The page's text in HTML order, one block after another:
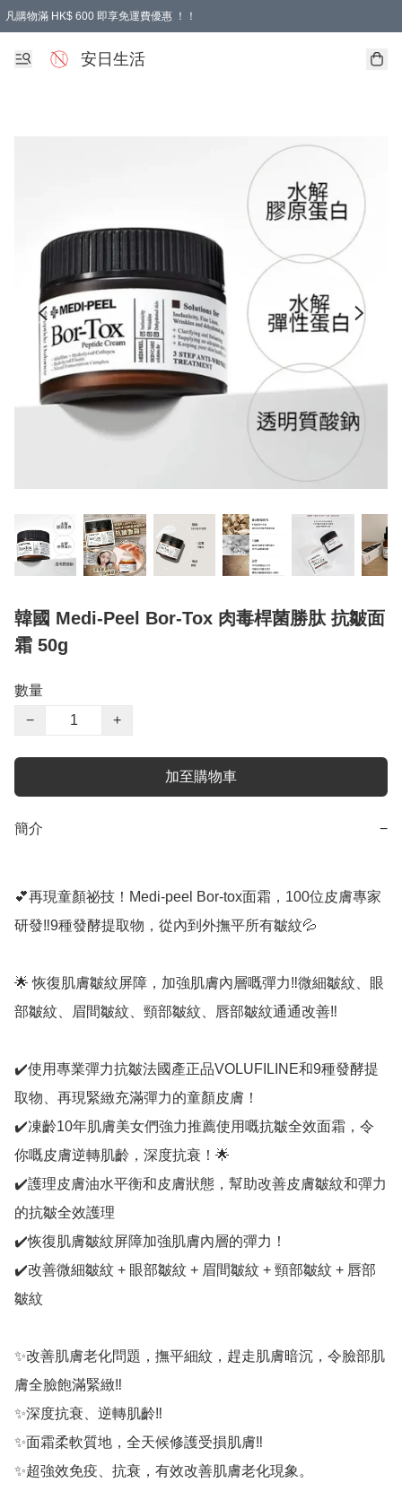
凡購物滿 HK$ 600 即享免運費優惠 ！！
安日生活
韓國 Medi-Peel Bor-Tox 肉毒桿菌勝肽 抗皺面
霜 50g
數量
−
+
加至購物車
簡介 −
💕再現童顏祕技！Medi-peel Bor-tox面霜，100位皮膚專家
研發‼️9種發酵提取物，從內到外撫平所有皺紋💦
🌟 恢復肌膚皺紋屏障，加強肌膚內層嘅彈力‼️微細皺紋、眼
部皺紋、眉間皺紋、頸部皺紋、唇部皺紋通通改善‼️
✔️使用專業彈力抗皺法國產正品VOLUFILINE和9種發酵提
取物、再現緊緻充滿彈力的童顏皮膚！
✔️凍齡10年肌膚美女們強力推薦使用嘅抗皺全效面霜，令
你嘅皮膚逆轉肌齡，深度抗衰！🌟
✔️護理皮膚油水平衡和皮膚狀態，幫助改善皮膚皺紋和彈力
的抗皺全效護理
✔️恢復肌膚皺紋屏障加強肌膚內層的彈力！
✔️改善微細皺紋 + 眼部皺紋 + 眉間皺紋 + 頸部皺紋 + 唇部
皺紋
✨改善肌膚老化問題，撫平細紋，趕走肌膚暗沉，令臉部肌
膚全臉飽滿緊緻‼️
✨深度抗衰、逆轉肌齡‼️
✨面霜柔軟質地，全天候修護受損肌膚‼️
✨超強效免疫、抗衰，有效改善肌膚老化現象。